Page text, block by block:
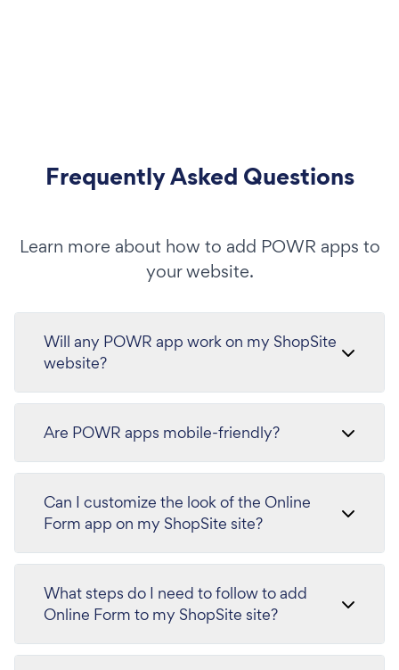
Frequently Asked Questions
Learn more about how to add POWR apps to
your website.
Will any POWR app work on my ShopSite
website?
Are POWR apps mobile-friendly?
Can I customize the look of the Online
Form app on my ShopSite site?
What steps do I need to follow to add
Online Form to my ShopSite site?